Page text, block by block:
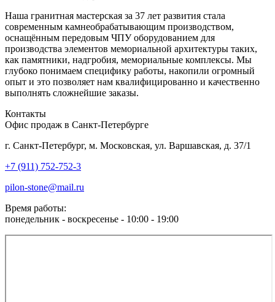
Наша гранитная мастерская за 37 лет развития стала
современным камнеобрабатывающим производством,
оснащённым передовым ЧПУ оборудованием для
производства элементов мемориальной архитектуры таких,
как памятники, надгробия, мемориальные комплексы. Мы
глубоко понимаем специфику работы, накопили огромный
опыт и это позволяет нам квалифицированно и качественно
выполнять сложнейшие заказы.
Контакты
Офис продаж в Санкт-Петербурге
г. Санкт-Петербург, м. Московская, ул. Варшавская, д. 37/1
+7 (911) 752-752-3
pilon-stone@mail.ru
Время работы:
понедельник - воскресенье - 10:00 - 19:00